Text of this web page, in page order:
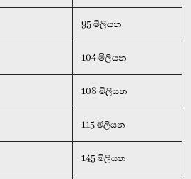
95 මිලියන
104 මිලියන
108 මිලියන
115 මිලියන
145 මිලියන